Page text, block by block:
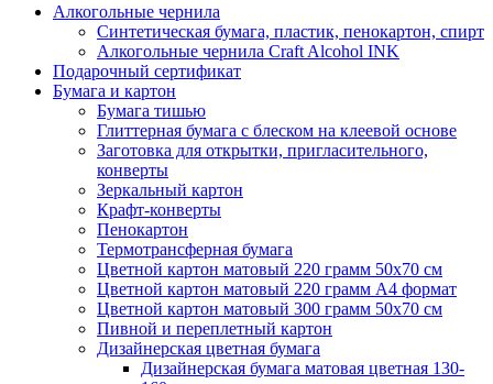
Алкогольные чернила
Синтетическая бумага, пластик, пенокартон, спирт
Алкогольные чернила Craft Alcohol INK
Подарочный сертификат
Бумага и картон
Бумага тишью
Глиттерная бумага с блеском на клеевой основе
Заготовка для открытки, пригласительного,
конверты
Зеркальный картон
Крафт-конверты
Пенокартон
Термотрансферная бумага
Цветной картон матовый 220 грамм 50х70 см
Цветной картон матовый 220 грамм A4 формат
Цветной картон матовый 300 грамм 50х70 см
Пивной и переплетный картон
Дизайнерская цветная бумага
Дизайнерская бумага матовая цветная 130-